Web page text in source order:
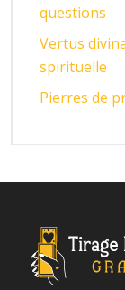
questions
Vertus
spirituelle
Pierres de